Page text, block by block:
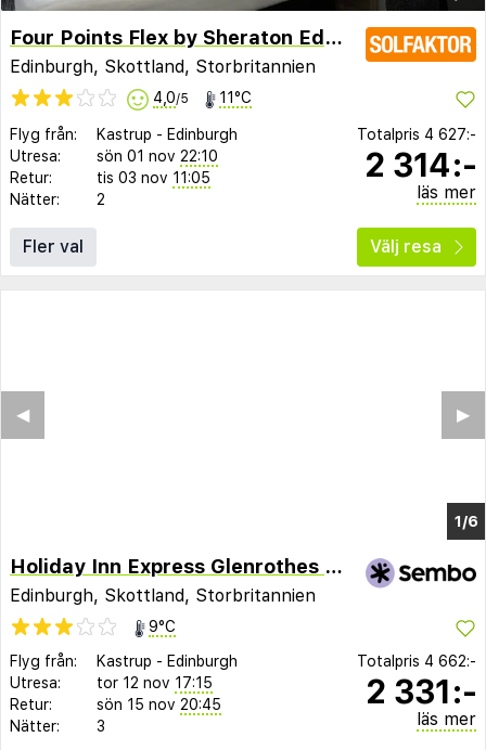
Four Points Flex by Sheraton Edinburgh
Edinburgh, Skottland, Storbritannien
4,0/5 11°C
Flyg från: Kastrup - Edinburgh
Utresa:
sön 01 nov 22:10
Retur:
tis 03 nov 11:05
Nätter:
2
Totalpris 4 627:-
2 314:-
läs mer
Fler val Välj resa
Holiday Inn Express Glenrothes by IHG
Edinburgh, Skottland, Storbritannien
9°C
Flyg från:
Kastrup - Edinburgh
Utresa:
tor 12 nov 17:15
Retur:
sön 15 nov 20:45
Nätter:
3
Totalpris 4 662:-
2 331:-
läs mer